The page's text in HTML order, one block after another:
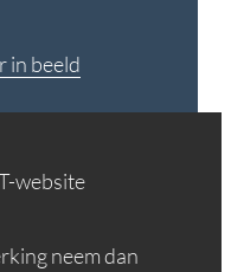
in beeld
website
neem dan